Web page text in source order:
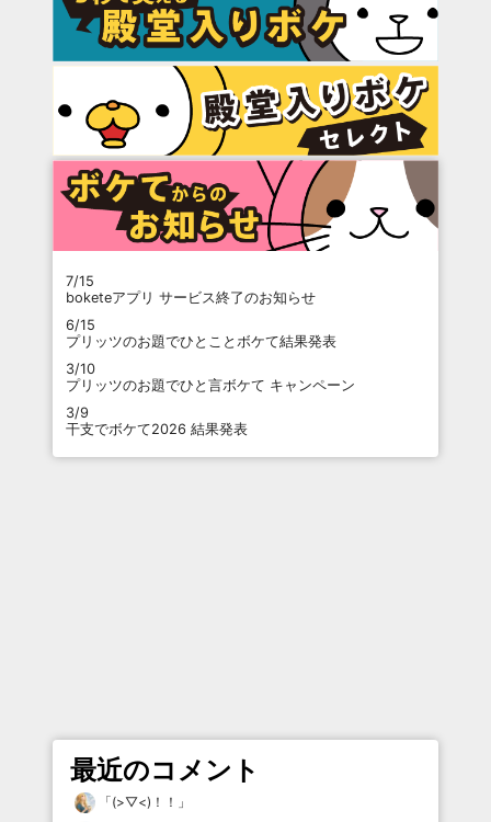
7/15
boketeアプリ サービス終了のお知らせ
6/15
プリッツのお題でひとことボケて結果発表
3/10
プリッツのお題でひと言ボケて キャンペーン
3/9
干支でボケて2026 結果発表
最近のコメント
「(>▽<)！！ 」